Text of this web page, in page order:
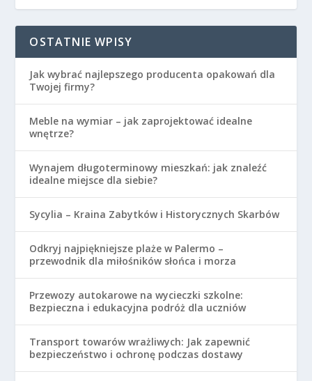
OSTATNIE WPISY
Jak wybrać najlepszego producenta opakowań dla
Twojej firmy?
Meble na wymiar – jak zaprojektować idealne
wnętrze?
Wynajem długoterminowy mieszkań: jak znaleźć
idealne miejsce dla siebie?
Sycylia – Kraina Zabytków i Historycznych Skarbów
Odkryj najpiękniejsze plaże w Palermo –
przewodnik dla miłośników słońca i morza
Przewozy autokarowe na wycieczki szkolne:
Bezpieczna i edukacyjna podróż dla uczniów
Transport towarów wrażliwych: Jak zapewnić
bezpieczeństwo i ochronę podczas dostawy